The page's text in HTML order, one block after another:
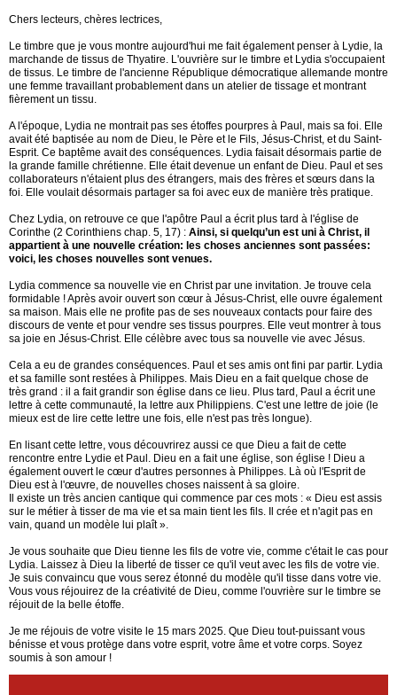
Chers lecteurs, chères lectrices,
Le timbre que je vous montre aujourd'hui me fait également penser à Lydie, la
marchande de tissus de Thyatire. L'ouvrière sur le timbre et Lydia s'occupaient
de tissus. Le timbre de l'ancienne République démocratique allemande montre
une femme travaillant probablement dans un atelier de tissage et montrant
fièrement un tissu.
A l'époque, Lydia ne montrait pas ses étoffes pourpres à Paul, mais sa foi. Elle
avait été baptisée au nom de Dieu, le Père et le Fils, Jésus-Christ, et du Saint-
Esprit. Ce baptême avait des conséquences. Lydia faisait désormais partie de
la grande famille chrétienne. Elle était devenue un enfant de Dieu. Paul et ses
collaborateurs n'étaient plus des étrangers, mais des frères et sœurs dans la
foi. Elle voulait désormais partager sa foi avec eux de manière très pratique.
Chez Lydia, on retrouve ce que l'apôtre Paul a écrit plus tard à l'église de
Corinthe (2 Corinthiens chap. 5, 17) : Ainsi, si quelqu’un est uni à Christ, il
appartient à une nouvelle création: les choses anciennes sont passées:
voici, les choses nouvelles sont venues.
Lydia commence sa nouvelle vie en Christ par une invitation. Je trouve cela
formidable ! Après avoir ouvert son cœur à Jésus-Christ, elle ouvre également
sa maison. Mais elle ne profite pas de ses nouveaux contacts pour faire des
discours de vente et pour vendre ses tissus pourpres. Elle veut montrer à tous
sa joie en Jésus-Christ. Elle célèbre avec tous sa nouvelle vie avec Jésus.
Cela a eu de grandes conséquences. Paul et ses amis ont fini par partir. Lydia
et sa famille sont restées à Philippes. Mais Dieu en a fait quelque chose de
très grand : il a fait grandir son église dans ce lieu. Plus tard, Paul a écrit une
lettre à cette communauté, la lettre aux Philippiens. C'est une lettre de joie (le
mieux est de lire cette lettre une fois, elle n'est pas très longue).
En lisant cette lettre, vous découvrirez aussi ce que Dieu a fait de cette
rencontre entre Lydie et Paul. Dieu en a fait une église, son église ! Dieu a
également ouvert le cœur d'autres personnes à Philippes. Là où l'Esprit de
Dieu est à l'œuvre, de nouvelles choses naissent à sa gloire.
Il existe un très ancien cantique qui commence par ces mots : « Dieu est assis
sur le métier à tisser de ma vie et sa main tient les fils. Il crée et n'agit pas en
vain, quand un modèle lui plaît ».
Je vous souhaite que Dieu tienne les fils de votre vie, comme c'était le cas pour
Lydia. Laissez à Dieu la liberté de tisser ce qu'il veut avec les fils de votre vie.
Je suis convaincu que vous serez étonné du modèle qu'il tisse dans votre vie.
Vous vous réjouirez de la créativité de Dieu, comme l'ouvrière sur le timbre se
réjouit de la belle étoffe.
Je me réjouis de votre visite le 15 mars 2025. Que Dieu tout-puissant vous
bénisse et vous protège dans votre esprit, votre âme et votre corps. Soyez
soumis à son amour !